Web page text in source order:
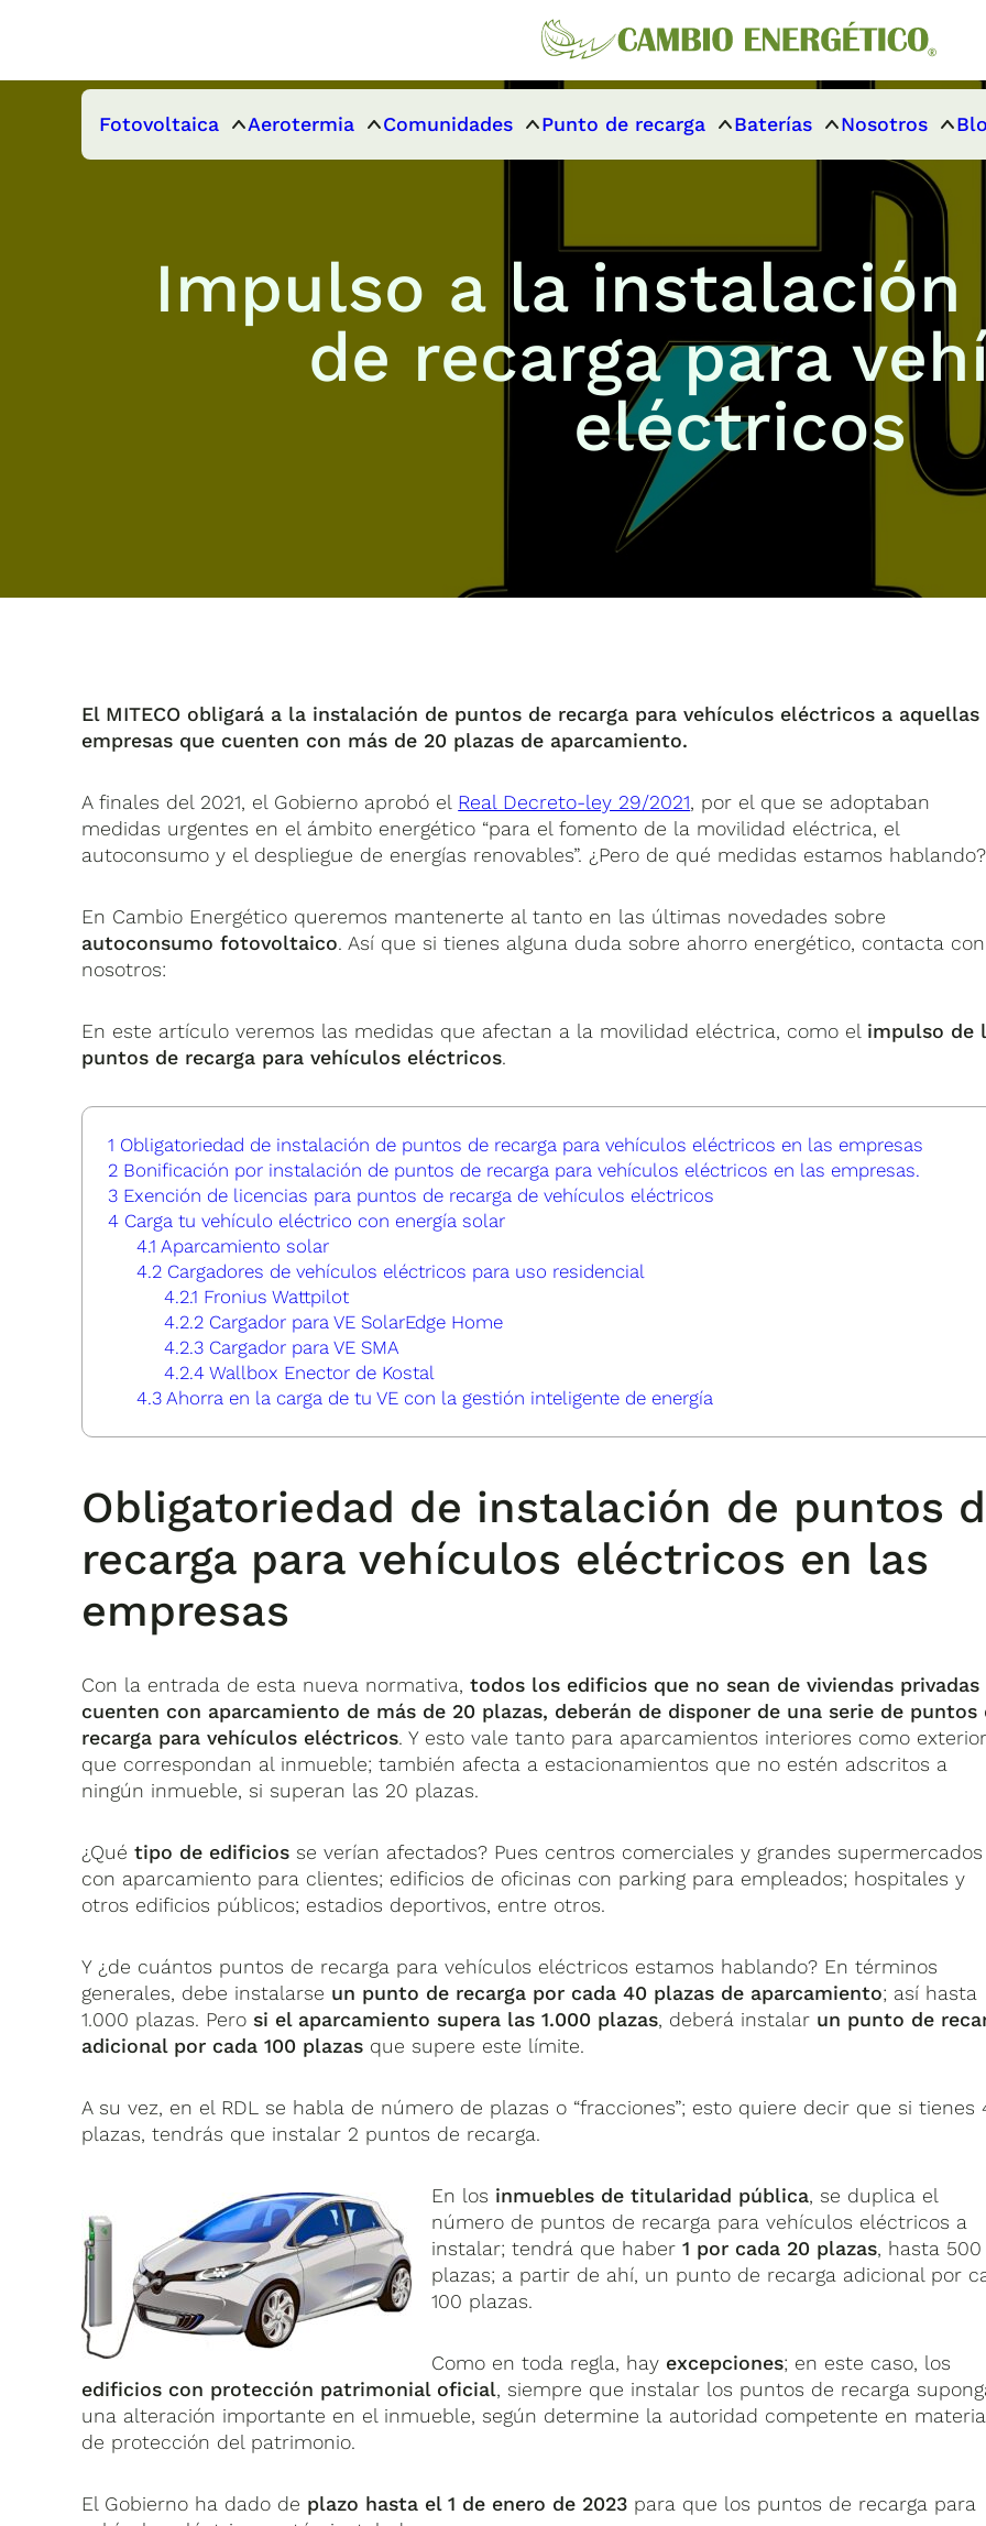
Fotovoltaica Aerotermia Comunidades Punto de recarga Baterías Nosotros
Impulso a la
de recarga para
eléctricos
El MITECO obligará a la instalación de puntos de recarga para vehículos eléctricos a aquellas
empresas que cuenten con más de 20 plazas de aparcamiento.
A finales del 2021, el Gobierno aprobó el Real Decreto-ley 29/2021, por el que se adoptaban
medidas urgentes en el ámbito energético “para el fomento de la movilidad eléctrica, el
autoconsumo y el despliegue de energías renovables”. ¿Pero de qué medidas estamos hablando?
En Cambio Energético queremos mantenerte al tanto en las últimas novedades sobre
autoconsumo fotovoltaico. Así que si tienes alguna duda sobre ahorro energético, contacta con
nosotros:
En este artículo veremos las medidas que afectan a la movilidad eléctrica, como el impulso de
puntos de recarga para vehículos eléctricos.
1 Obligatoriedad de instalación de puntos de recarga para vehículos eléctricos en las empresas
2 Bonificación por instalación de puntos de recarga para vehículos eléctricos en las empresas.
3 Exención de licencias para puntos de recarga de vehículos eléctricos
4 Carga tu vehículo eléctrico con energía solar
4.1 Aparcamiento solar
4.2Cargadores de vehículos eléctricos para uso residencial
4.2.1 Fronius Wattpilot
4.2.2 Cargador para VE SolarEdge Home
4.2.3 Cargador para VE SMA
4.2.4 Wallbox Enector de Kostal
4.3Ahorra en la carga de tu VE con la gestión inteligente de energía
Obligatoriedad de instalación de puntos
recarga para vehículos eléctricos en las
empresas
Con la entrada de esta nueva normativa,todos los edificios que no sean de viviendas privadas
cuenten con aparcamiento de más de 20 plazas, deberán de disponer de una serie de puntos
recarga para vehículos eléctricos. Y esto vale tanto para aparcamientos interiores como
que correspondan al inmueble; también afecta a estacionamientos que no estén adscritos a
ningún inmueble, si superan las 20 plazas.
¿Quétipo de edificios se verían afectados? Pues centros comerciales y grandes supermercados
con aparcamiento para clientes; edificios de oficinas con parking para empleados; hospitales y
otros edificios públicos; estadios deportivos, entre otros.
Y ¿de cuántos puntos de recarga para vehículos eléctricos estamos hablando? En términos
generales, debe instalarse un punto de recarga por cada 40 plazas de aparcamiento; así hasta
1.000 plazas. Perosi el aparcamiento supera las 1.000 plazas, deberá instalar un punto de
adicional por cada 100 plazas que supere este límite.
A su vez, en el RDL se habla de número de plazas o “fracciones”; esto quiere decir que si tienes
plazas, tendrás que instalar 2 puntos de recarga.
En los inmuebles de titularidad pública, se duplica el
número de puntos de recarga para vehículos eléctricos a
instalar; tendrá que haber1 por cada 20 plazas, hasta 500
plazas; a partir de ahí, un punto de recarga adicional por
100 plazas.
Como en toda regla, hay excepciones; en este caso, los
edificios con protección patrimonial oficial, siempre que instalar los puntos de recarga
una alteración importante en el inmueble, según determine la autoridad competente en materia
de protección del patrimonio.
El Gobierno ha dado de plazo hasta el 1 de enero de 2023 para que los puntos de recarga para